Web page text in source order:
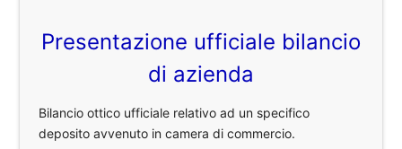
Presentazione ufficiale bilancio
di azienda
Bilancio ottico ufficiale relativo ad un specifico
deposito avvenuto in camera di commercio.